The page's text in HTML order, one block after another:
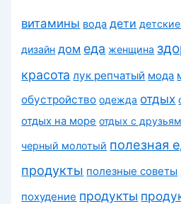
витамины вода дети
дизайн дом еда женщина
красота лук репчатый мода
обустройство одежда отдых
отдых на море отдых с
черный молотый полезная
продукты полезные советы
похудение продукты